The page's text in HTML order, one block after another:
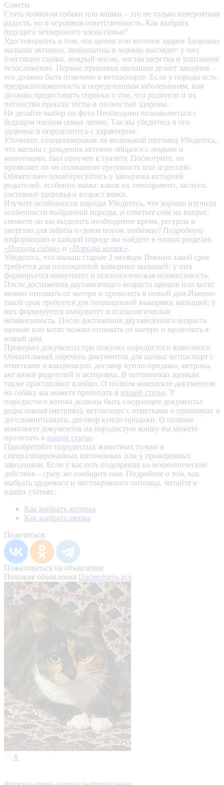
Советы
Стать хозяином собаки или кошки – это не только невероятная
радость, но и огромная ответственность. Как выбрать
будущего четвероного члена семьи?
Удостоверьтесь в том, что щенок или котенок здоров Здоровые
малыши активны, любопытны и хорошо выглядят: у них
блестящие глазки, мокрый носик, чистая шерстка и упитанное
телосложение. Первые прививки малышам делает заводчик –
это должно быть отмечено в ветпаспорте. Если у породы есть
предрасположенность к определенным заболеваниям, вам
должны предоставить справки о том, что родители и их
потомство прошли тесты и полностью здоровы.
Не делайте выбор по фото Необходимо познакомиться с
будущим членом семьи лично. Так вы убедитесь в его
здоровье и определитесь с характером.
Уточните, социализирован ли маленький питомец Убедитесь,
что малыш с рождения активно общался с людьми и
животными, был приучен к туалету. Посмотрите, не
проявляет ли он излишнюю пугливость или агрессию.
Обязательно поинтересуйтесь у заводчика историей
родителей, особенно мамы: каков их темперамент, заслуги,
состояние здоровья и возраст вязки.
Изучите особенности породы Убедитесь, что хорошо изучили
особенности выбранной породы, и ответьте себе на вопрос:
сможете ли вы выделить необходимое время, ресурсы и
энергию для заботы о своем новом любимце? Подробную
информацию о каждой породе вы найдете в наших разделах
«Породы собак» и «Породы кошек».
Убедитесь, что малыш старше 2 месяцев Именно такой срок
требуется для полноценной выкормки малышей: у них
формируется иммунитет и психологическая независимость.
После достижения двухмесячного возраста щенков или котят
можно отнимать от матери и привозить в новый дом.Именно
такой срок требуется для полноценной выкормки малышей: у
них формируется иммунитет и психологическая
независимость. После достижения двухмесячного возраста
щенков или котят можно отнимать от матери и привозить в
новый дом.
Проверьте документы при покупке породистого животного
Обязательный перечень документов для щенка: ветпаспорт с
отметками о вакцинации, договор купли-продажи, метрика,
акт вязки родителей и актировка. В питомниках щенкам
также проставляют клеймо. О полном комплекте документов
на собаку вы можете прочитать в нашей статье. У
породистого котика должны быть следующие документы:
родословная (метрика), ветпаспорт с отметками о прививках и
дегельминтизации, договор купли-продажи. О полном
комплекте документов на породистую кошку вы можете
прочитать в нашей статье.
Приобретайте породистых животных только в
специализированных питомниках или у проверенных
заводчиков. Если у вас есть подозрения на мошеннические
действия – сразу же сообщите нам. Подробнее о том, как
выбрать здорового и чистокровного питомца, читайте в
наших статьях:
Как выбрать котенка
Как выбрать щенка
Поделиться:
Пожаловаться на объявление
Похожие объявления Посмотреть все
8